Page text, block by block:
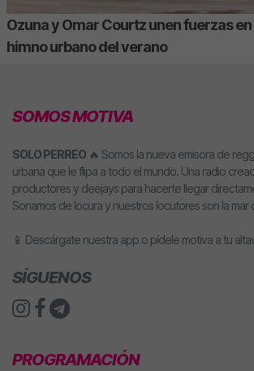
Ozuna y Omar Courtz unen fuerzas en
himno urbano del verano
SOMOS MOTIVA
SOLO PERREO 🔥 Somos la nueva emisora de
urbana que le flipa a todo el mundo. Una radio
productores y deejays para hacerte llegar
Sonamos de locura y nuestros locutores son la mar
📱 Descárgate nuestra app o pídele motiva a tu
SÍGUENOS
PROGRAMACIÓN